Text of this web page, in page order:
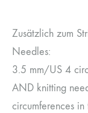
Zusätzlich zum
Needles:
3.5 mm/US 4
AND knitting
circumferences